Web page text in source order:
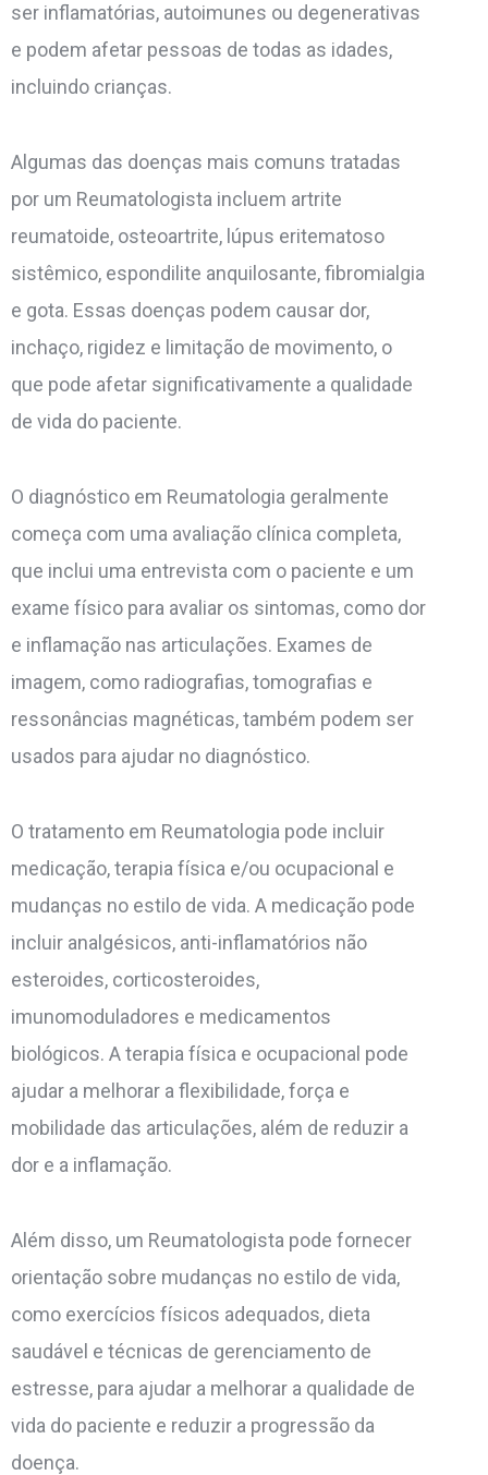
ser inflamatórias, autoimunes ou degenerativas
e podem afetar pessoas de todas as idades,
incluindo crianças.
Algumas das doenças mais comuns tratadas
por um Reumatologista incluem artrite
reumatoide, osteoartrite, lúpus eritematoso
sistêmico, espondilite anquilosante, fibromialgia
e gota. Essas doenças podem causar dor,
inchaço, rigidez e limitação de movimento, o
que pode afetar significativamente a qualidade
de vida do paciente.
O diagnóstico em Reumatologia geralmente
começa com uma avaliação clínica completa,
que inclui uma entrevista com o paciente e um
exame físico para avaliar os sintomas, como dor
e inflamação nas articulações. Exames de
imagem, como radiografias, tomografias e
ressonâncias magnéticas, também podem ser
usados para ajudar no diagnóstico.
O tratamento em Reumatologia pode incluir
medicação, terapia física e/ou ocupacional e
mudanças no estilo de vida. A medicação pode
incluir analgésicos, anti-inflamatórios não
esteroides, corticosteroides,
imunomoduladores e medicamentos
biológicos. A terapia física e ocupacional pode
ajudar a melhorar a flexibilidade, força e
mobilidade das articulações, além de reduzir a
dor e a inflamação.
Além disso, um Reumatologista pode fornecer
orientação sobre mudanças no estilo de vida,
como exercícios físicos adequados, dieta
saudável e técnicas de gerenciamento de
estresse, para ajudar a melhorar a qualidade de
vida do paciente e reduzir a progressão da
doença.